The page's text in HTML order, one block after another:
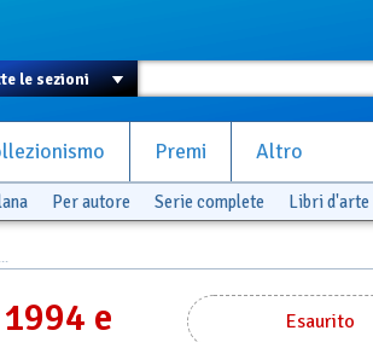
Premi Altro
Per autore Serie complete Libri d'arte
Esaurito
e